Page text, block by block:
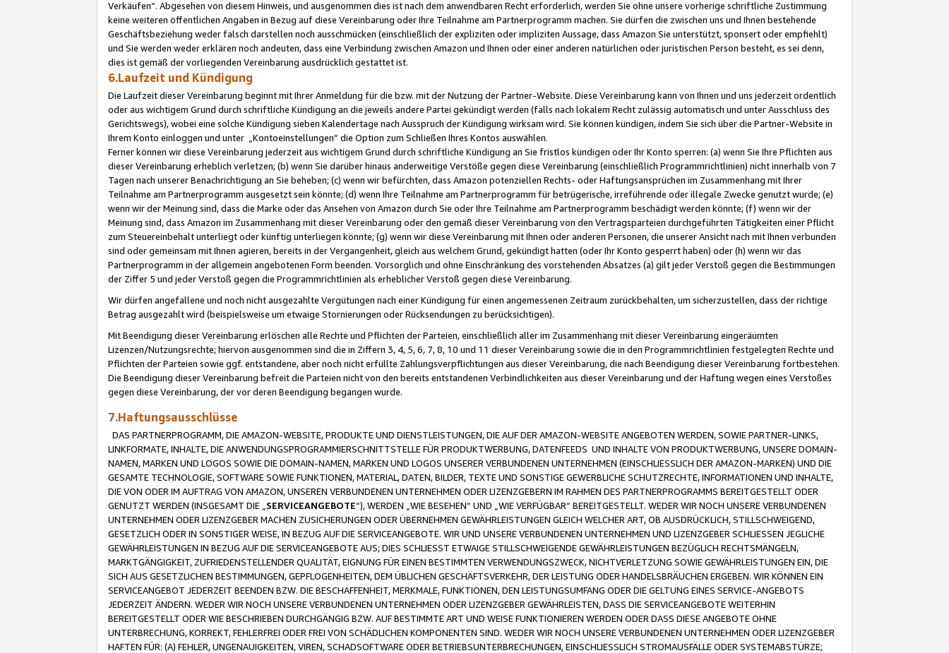
Verkäufen“. Abgesehen von diesem Hinweis, und ausgenommen dies ist nach dem anwendbaren Recht erforderlich, werden Sie ohne unsere vorherige schriftliche Zustimmung
keine weiteren öffentlichen Angaben in Bezug auf diese Vereinbarung oder Ihre Teilnahme am Partnerprogramm machen. Sie dürfen die zwischen uns und Ihnen bestehende
Geschäftsbeziehung weder falsch darstellen noch ausschmücken (einschließlich der expliziten oder impliziten Aussage, dass Amazon Sie unterstützt, sponsert oder empfiehlt)
und Sie werden weder erklären noch andeuten, dass eine Verbindung zwischen Amazon und Ihnen oder einer anderen natürlichen oder juristischen Person besteht, es sei denn,
dies ist gemäß der vorliegenden Vereinbarung ausdrücklich gestattet ist.
6.Laufzeit und Kündigung
Die Laufzeit dieser Vereinbarung beginnt mit Ihrer Anmeldung für die bzw. mit der Nutzung der Partner-Website. Diese Vereinbarung kann von Ihnen und uns jederzeit ordentlich
oder aus wichtigem Grund durch schriftliche Kündigung an die jeweils andere Partei gekündigt werden (falls nach lokalem Recht zulässig automatisch und unter Ausschluss des
Gerichtswegs), wobei eine solche Kündigung sieben Kalendertage nach Ausspruch der Kündigung wirksam wird. Sie können kündigen, indem Sie sich über die Partner-Website in
Ihrem Konto einloggen und unter „Kontoeinstellungen“ die Option zum Schließen Ihres Kontos auswählen.
Ferner können wir diese Vereinbarung jederzeit aus wichtigem Grund durch schriftliche Kündigung an Sie fristlos kündigen oder Ihr Konto sperren: (a) wenn Sie Ihre Pflichten aus
dieser Vereinbarung erheblich verletzen; (b) wenn Sie darüber hinaus anderweitige Verstöße gegen diese Vereinbarung (einschließlich Programmrichtlinien) nicht innerhalb von 7
Tagen nach unserer Benachrichtigung an Sie beheben; (c) wenn wir befürchten, dass Amazon potenziellen Rechts- oder Haftungsansprüchen im Zusammenhang mit Ihrer
Teilnahme am Partnerprogramm ausgesetzt sein könnte; (d) wenn Ihre Teilnahme am Partnerprogramm für betrügerische, irreführende oder illegale Zwecke genutzt wurde; (e)
wenn wir der Meinung sind, dass die Marke oder das Ansehen von Amazon durch Sie oder Ihre Teilnahme am Partnerprogramm beschädigt werden könnte; (f) wenn wir der
Meinung sind, dass Amazon im Zusammenhang mit dieser Vereinbarung oder den gemäß dieser Vereinbarung von den Vertragsparteien durchgeführten Tätigkeiten einer Pflicht
zum Steuereinbehalt unterliegt oder künftig unterliegen könnte; (g) wenn wir diese Vereinbarung mit Ihnen oder anderen Personen, die unserer Ansicht nach mit Ihnen verbunden
sind oder gemeinsam mit Ihnen agieren, bereits in der Vergangenheit, gleich aus welchem Grund, gekündigt hatten (oder Ihr Konto gesperrt haben) oder (h) wenn wir das
Partnerprogramm in der allgemein angebotenen Form beenden. Vorsorglich und ohne Einschränkung des vorstehenden Absatzes (a) gilt jeder Verstoß gegen die Bestimmungen
der Ziffer 5 und jeder Verstoß gegen die Programmrichtlinien als erheblicher Verstoß gegen diese Vereinbarung.
Wir dürfen angefallene und noch nicht ausgezahlte Vergütungen nach einer Kündigung für einen angemessenen Zeitraum zurückbehalten, um sicherzustellen, dass der richtige
Betrag ausgezahlt wird (beispielsweise um etwaige Stornierungen oder Rücksendungen zu berücksichtigen).
Mit Beendigung dieser Vereinbarung erlöschen alle Rechte und Pflichten der Parteien, einschließlich aller im Zusammenhang mit dieser Vereinbarung eingeräumten
Lizenzen/Nutzungsrechte; hiervon ausgenommen sind die in Ziffern 3, 4, 5, 6, 7, 8, 10 und 11 dieser Vereinbarung sowie die in den Programmrichtlinien festgelegten Rechte und
Pflichten der Parteien sowie ggf. entstandene, aber noch nicht erfüllte Zahlungsverpflichtungen aus dieser Vereinbarung, die nach Beendigung dieser Vereinbarung fortbestehen.
Die Beendigung dieser Vereinbarung befreit die Parteien nicht von den bereits entstandenen Verbindlichkeiten aus dieser Vereinbarung und der Haftung wegen eines Verstoßes
gegen diese Vereinbarung, der vor deren Beendigung begangen wurde.
7.Haftungsausschlüsse
DAS PARTNERPROGRAMM, DIE AMAZON-WEBSITE, PRODUKTE UND DIENSTLEISTUNGEN, DIE AUF DER AMAZON-WEBSITE ANGEBOTEN WERDEN, SOWIE PARTNER-LINKS,
LINKFORMATE, INHALTE, DIE ANWENDUNGSPROGRAMMIERSCHNITTSTELLE FÜR PRODUKTWERBUNG, DATENFEEDS UND INHALTE VON PRODUKTWERBUNG, UNSERE DOMAIN-
NAMEN, MARKEN UND LOGOS SOWIE DIE DOMAIN-NAMEN, MARKEN UND LOGOS UNSERER VERBUNDENEN UNTERNEHMEN (EINSCHLIESSLICH DER AMAZON-MARKEN) UND DIE
GESAMTE TECHNOLOGIE, SOFTWARE SOWIE FUNKTIONEN, MATERIAL, DATEN, BILDER, TEXTE UND SONSTIGE GEWERBLICHE SCHUTZRECHTE, INFORMATIONEN UND INHALTE,
DIE VON ODER IM AUFTRAG VON AMAZON, UNSEREN VERBUNDENEN UNTERNEHMEN ODER LIZENZGEBERN IM RAHMEN DES PARTNERPROGRAMMS BEREITGESTELLT ODER
GENUTZT WERDEN (INSGESAMT DIE „ SERVICEANGEBOTE“), WERDEN „WIE BESEHEN“ UND „WIE VERFÜGBAR“ BEREITGESTELLT. WEDER WIR NOCH UNSERE VERBUNDENEN
UNTERNEHMEN ODER LIZENZGEBER MACHEN ZUSICHERUNGEN ODER ÜBERNEHMEN GEWÄHRLEISTUNGEN GLEICH WELCHER ART, OB AUSDRÜCKLICH, STILLSCHWEIGEND,
GESETZLICH ODER IN SONSTIGER WEISE, IN BEZUG AUF DIE SERVICEANGEBOTE. WIR UND UNSERE VERBUNDENEN UNTERNEHMEN UND LIZENZGEBER SCHLIESSEN JEGLICHE
GEWÄHRLEISTUNGEN IN BEZUG AUF DIE SERVICEANGEBOTE AUS; DIES SCHLIESST ETWAIGE STILLSCHWEIGENDE GEWÄHRLEISTUNGEN BEZÜGLICH RECHTSMÄNGELN,
MARKTGÄNGIGKEIT, ZUFRIEDENSTELLENDER QUALITÄT, EIGNUNG FÜR EINEN BESTIMMTEN VERWENDUNGSZWECK, NICHTVERLETZUNG SOWIE GEWÄHRLEISTUNGEN EIN, DIE
SICH AUS GESETZLICHEN BESTIMMUNGEN, GEPFLOGENHEITEN, DEM ÜBLICHEN GESCHÄFTSVERKEHR, DER LEISTUNG ODER HANDELSBRÄUCHEN ERGEBEN. WIR KÖNNEN EIN
SERVICEANGEBOT JEDERZEIT BEENDEN BZW. DIE BESCHAFFENHEIT, MERKMALE, FUNKTIONEN, DEN LEISTUNGSUMFANG ODER DIE GELTUNG EINES SERVICE-ANGEBOTS
JEDERZEIT ÄNDERN. WEDER WIR NOCH UNSERE VERBUNDENEN UNTERNEHMEN ODER LIZENZGEBER GEWÄHRLEISTEN, DASS DIE SERVICEANGEBOTE WEITERHIN
BEREITGESTELLT ODER WIE BESCHRIEBEN DURCHGÄNGIG BZW. AUF BESTIMMTE ART UND WEISE FUNKTIONIEREN WERDEN ODER DASS DIESE ANGEBOTE OHNE
UNTERBRECHUNG, KORREKT, FEHLERFREI ODER FREI VON SCHÄDLICHEN KOMPONENTEN SIND. WEDER WIR NOCH UNSERE VERBUNDENEN UNTERNEHMEN ODER LIZENZGEBER
HAFTEN FÜR: (A) FEHLER, UNGENAUIGKEITEN, VIREN, SCHADSOFTWARE ODER BETRIEBSUNTERBRECHUNGEN, EINSCHLIESSLICH STROMAUSFÄLLE ODER SYSTEMABSTÜRZE;